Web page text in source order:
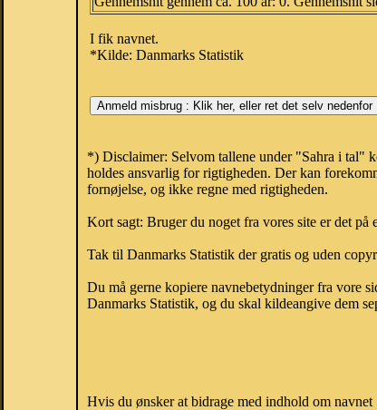
I fik navnet.
*Kilde: Danmarks Statistik
*) Disclaimer: Selvom tallene under "Sahra i tal"
holdes ansvarlig for rigtigheden. Der kan
fornøjelse, og ikke regne med rigtigheden.
Kort sagt: Bruger du noget fra vores site er det på
Tak til Danmarks Statistik der gratis og uden
Du må gerne kopiere navnebetydninger fra vore
Danmarks Statistik, og du skal kildeangive dem
Hvis du ønsker at bidrage med indhold om